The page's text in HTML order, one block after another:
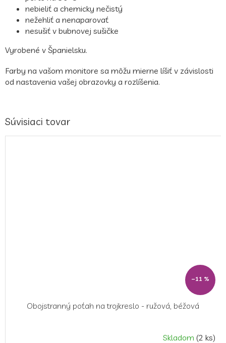
nebieliť a chemicky nečistý
nežehliť a nenaparovať
nesušiť v bubnovej sušičke
Vyrobené v Španielsku.
Farby na vašom monitore sa môžu mierne líšiť v závislosti
od nastavenia vašej obrazovky a rozlíšenia.
Súvisiaci tovar
–11 %
Obojstranný poťah na trojkreslo - ružová, béžová
Skladom (2 ks)